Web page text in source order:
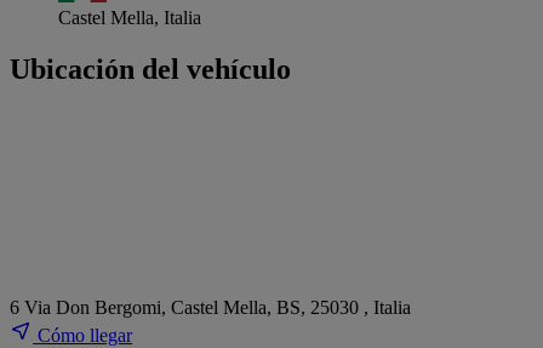
Castel Mella, Italia
Ubicación del vehículo
6 Via Don Bergomi, Castel Mella, BS, 25030 , Italia
Cómo llegar